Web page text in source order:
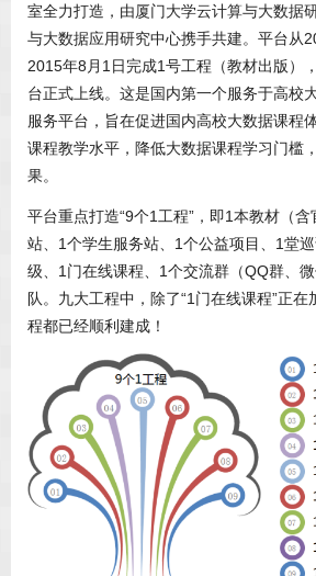
室全力打造，由厦门大学云计算与大数据
与大数据应用研究中心携手共建。平台从
2015年8月1日完成1号工程（教材出版）
台正式上线。这是国内第一个服务于高校
服务平台，旨在促进国内高校大数据课程
课程教学水平，降低大数据课程学习门槛
果。
平台重点打造“9个1工程”，即1本教材（
站、1个学生服务站、1个公益项目、1堂
级、1门在线课程、1个交流群（QQ群、
队。九大工程中，除了“1门在线课程”正
程都已经顺利建成！